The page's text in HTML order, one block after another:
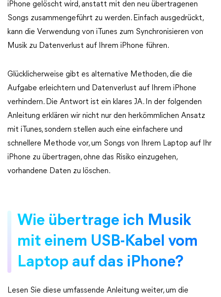
iPhone gelöscht wird, anstatt mit den neu übertragenen
Songs zusammengeführt zu werden. Einfach ausgedrückt,
kann die Verwendung von iTunes zum Synchronisieren von
Musik zu Datenverlust auf Ihrem iPhone führen.
Glücklicherweise gibt es alternative Methoden, die die
Aufgabe erleichtern und Datenverlust auf Ihrem iPhone
verhindern. Die Antwort ist ein klares JA. In der folgenden
Anleitung erklären wir nicht nur den herkömmlichen Ansatz
mit iTunes, sondern stellen auch eine einfachere und
schnellere Methode vor, um Songs von Ihrem Laptop auf Ihr
iPhone zu übertragen, ohne das Risiko einzugehen,
vorhandene Daten zu löschen.
Wie übertrage ich Musik
mit einem USB-Kabel vom
Laptop auf das iPhone?
Lesen Sie diese umfassende Anleitung weiter, um die